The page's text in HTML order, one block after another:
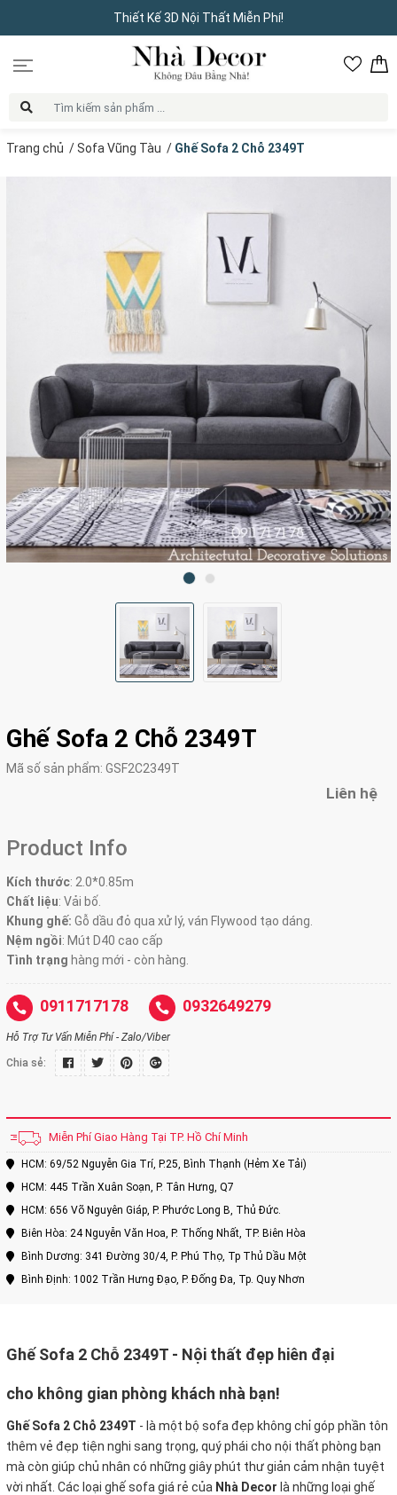
Thiết Kế 3D Nội Thất Miễn Phí!
Trang chủ /Sofa Vũng Tàu / Ghế Sofa 2 Chỗ 2349T
Ghế Sofa 2 Chỗ 2349T
Mã số sản phẩm: GSF2C2349T
Liên hệ
Product Info
Kích thước: 2.0*0.85m
Chất liệu: Vải bố.
Khung ghế: Gỗ dầu đỏ qua xử lý, ván Flywood tạo dáng.
Nệm ngồi: Mút D40 cao cấp
Tình trạng hàng mới - còn hàng.
0911717178 0932649279
Hỗ Trợ Tư Vấn Miễn Phí - Zalo/Viber
Chia sẻ:
Miễn Phí Giao Hàng Tại TP. Hồ Chí Minh
HCM: 69/52 Nguyễn Gia Trí, P.25, Bình Thạnh (Hẻm Xe Tải)
HCM: 445 Trần Xuân Soạn, P. Tân Hưng, Q7
HCM: 656 Võ Nguyên Giáp, P. Phước Long B, Thủ Đức.
Biên Hòa: 24 Nguyễn Văn Hoa, P. Thống Nhất, TP. Biên Hòa
Bình Dương: 341 Đường 30/4, P. Phú Thọ, Tp Thủ Dầu Một
Bình Định: 1002 Trần Hưng Đạo, P. Đống Đa, Tp. Quy Nhơn
Ghế Sofa 2 Chỗ 2349T - Nội thất đẹp hiên đại
cho không gian phòng khách nhà bạn!
Ghế Sofa 2 Chỗ 2349T - là một bộ sofa đẹp không chỉ góp phần tôn
thêm vẻ đẹp tiện nghi sang trọng, quý phái cho nội thất phòng bạn
mà còn giúp chủ nhân có những giây phút thư giản cảm nhận tuyệt
vời nhất. Các loại ghế sofa giá rẻ của Nhà Decor là những loại ghế